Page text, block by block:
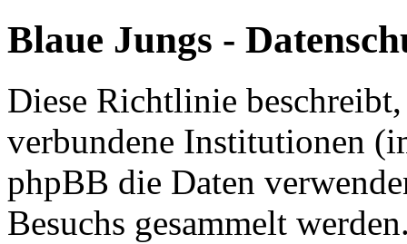
Blaue Jungs -
Diese Richtlinie
verbundene Institutionen
phpBB die Daten
Besuchs gesammelt